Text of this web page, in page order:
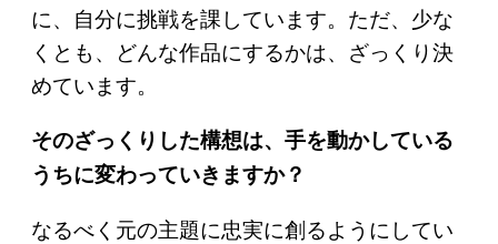
に、自分に挑戦を課しています。ただ、少な
くとも、どんな作品にするかは、ざっくり決
めています。
そのざっくりした構想は、手を動かしている
うちに変わっていきますか？
なるべく元の主題に忠実に創るようにしてい